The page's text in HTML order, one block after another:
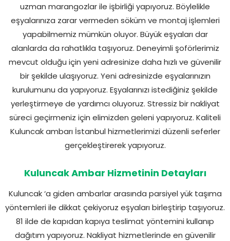
uzman marangozlar ile işbirliği yapıyoruz. Böylelikle
eşyalarınıza zarar vermeden söküm ve montaj işlemleri
yapabilmemiz mümkün oluyor. Büyük eşyaları dar
alanlarda da rahatlıkla taşıyoruz. Deneyimli şoförlerimiz
mevcut olduğu için yeni adresinize daha hızlı ve güvenilir
bir şekilde ulaşıyoruz. Yeni adresinizde eşyalarınızın
kurulumunu da yapıyoruz. Eşyalarınızı istediğiniz şekilde
yerleştirmeye de yardımcı oluyoruz. Stressiz bir nakliyat
süreci geçirmeniz için elimizden geleni yapıyoruz. Kaliteli
Kuluncak ambarı İstanbul hizmetlerimizi düzenli seferler
gerçekleştirerek yapıyoruz.
Kuluncak Ambar Hizmetinin Detayları
Kuluncak ‘a giden ambarlar arasında parsiyel yük taşıma
yöntemleri ile dikkat çekiyoruz eşyaları birleştirip taşıyoruz.
81 ilde de kapıdan kapıya teslimat yöntemini kullanıp
dağıtım yapıyoruz. Nakliyat hizmetlerinde en güvenilir